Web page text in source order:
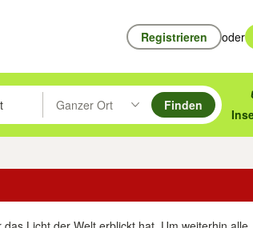
Registrieren oder
nach oben/unten durchsuchen und mit
Eingabetaste drücken um zu suchen,
Ganzer Ort
Suche im Umkreis des gewählten Orts
Finden